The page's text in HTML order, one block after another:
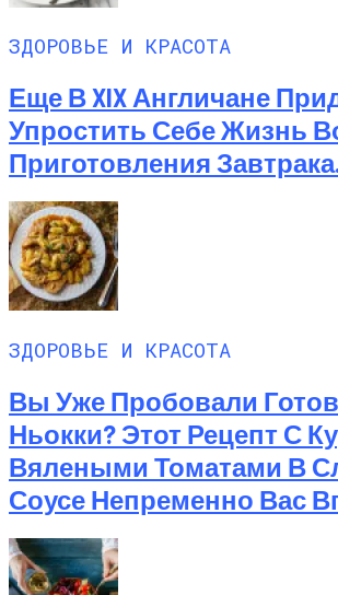
ЗДОРОВЬЕ И КРАСОТА
Еще В XIX Англичане
Упростить Себе Жизнь
Приготовления
ЗДОРОВЬЕ И КРАСОТА
Вы Уже Пробовали
Ньокки? Этот Рецепт С
Вялеными Томатами В
Соусе Непременно Вас